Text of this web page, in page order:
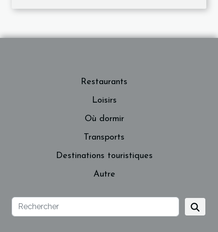
Restaurants
Loisirs
Où dormir
Transports
Destinations touristiques
Autre